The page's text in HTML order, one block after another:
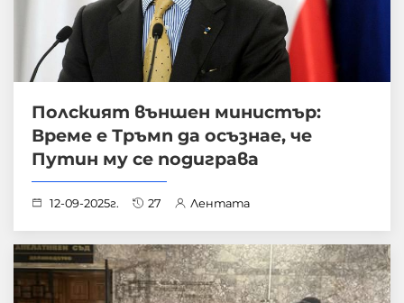
Полският външен министър:
Време е Тръмп да осъзнае, че
Путин му се подиграва
12-09-2025г. 27 Лентата